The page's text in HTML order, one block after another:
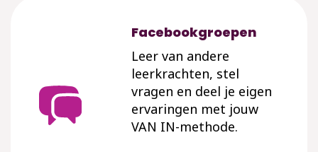
Facebookgroepen
Leer van andere
leerkrachten, stel
vragen en deel je eigen
ervaringen met jouw
VAN IN-methode.